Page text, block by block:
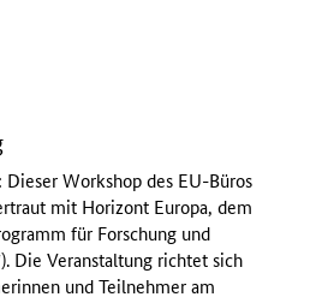
Workshop des EU-Büros
mit Horizont Europa, dem
für Forschung und
Die Veranstaltung richtet sich
und Teilnehmer am